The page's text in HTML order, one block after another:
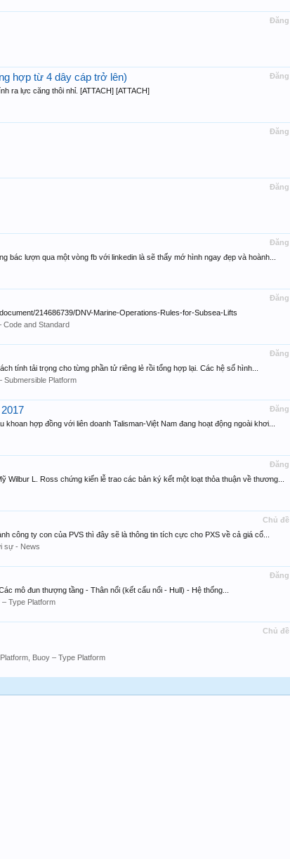
Đăng
Đăng
hợp từ 4 dây cáp trở lên)
ra lực căng thôi nhỉ. [ATTACH] [ATTACH]
Đăng
Đăng
Đăng
bác lượn qua một vòng fb với linkedin là sẽ thấy mớ hình ngay đẹp và hoành...
Đăng
214686739/DNV-Marine-Operations-Rules-for-Subsea-Lifts
Code and Standard
Đăng
tính tải trọng cho từng phần tử riêng lẻ rồi tổng hợp lại. Các hệ số hình...
Submersible Platform
Đăng
hợp đồng với liên doanh Talisman-Việt Nam đang hoạt động ngoài khơi...
Đăng
L. Ross chứng kiến lễ trao các bản ký kết một loạt thỏa thuận về thương...
Chủ đề
công ty con của PVS thì đây sẽ là thông tin tích cực cho PXS về cả giá cổ...
sự - News
Đăng
mô đun thượng tầng - Thân nổi (kết cấu nổi - Hull) - Hệ thống...
Type Platform
Chủ đề
Buoy – Type Platform